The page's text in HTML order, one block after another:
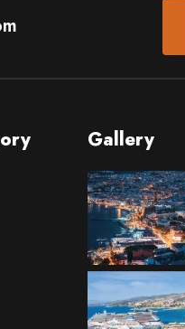
Gallery